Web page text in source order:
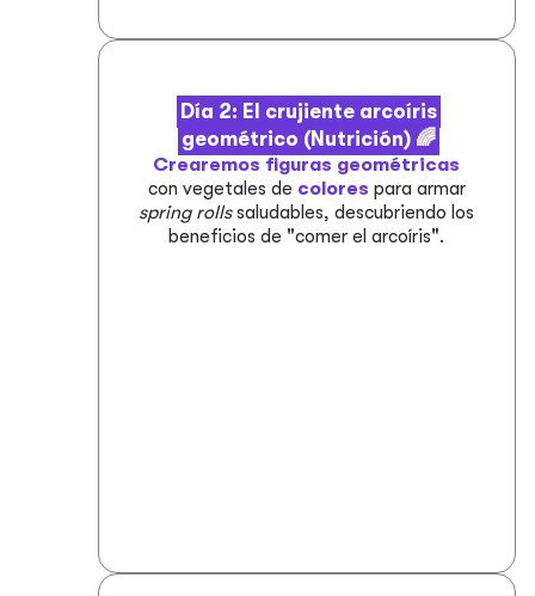
Día 2: El crujiente arcoíris
geométrico (Nutrición) 🌈
Crearemos figuras geométricas
con vegetales de colores para armar
spring rollssaludables, descubriendo los
beneficios de "comer el arcoíris".